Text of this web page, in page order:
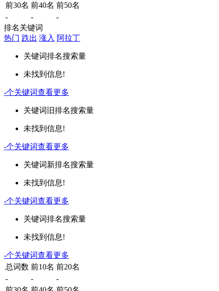
前30名 前40名 前50名
-
-
-
排名关键词
热门 跌出 涨入 阿拉丁
关键词排名搜索量
未找到信息!
-个关键词查看更多
关键词 旧排名搜索量
未找到信息!
-个关键词查看更多
关键词新排名搜索量
未找到信息!
-个关键词查看更多
关键词排名搜索量
未找到信息!
-个关键词查看更多
总词数 前10名 前20名
-
-
-